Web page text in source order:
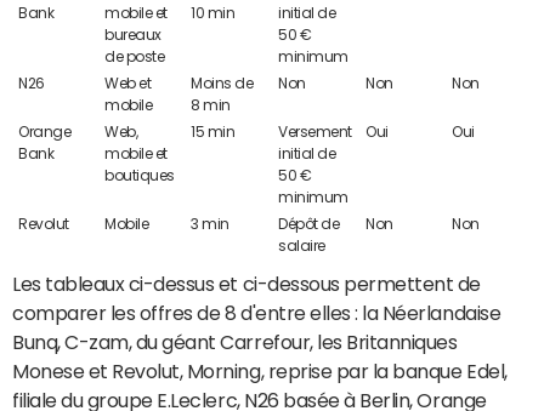
Bank
mobile et
bureaux
de poste
10 min
initial de
50 €
minimum
N26
Web et
mobile
Moins de
8 min
Non Non Non
Orange
Bank
Web,
mobile et
boutiques
15 min
Versement
initial de
50 €
minimum
Oui Oui
Revolut Mobile 3 min
Dépôt de
salaire
Non Non
Les tableaux ci-dessus et ci-dessous permettent de
comparer les offres de 8 d'entre elles : la Néerlandaise
Bunq, C-zam, du géant Carrefour, les Britanniques
Monese et Revolut, Morning, reprise par la banque Edel,
filiale du groupe E.Leclerc, N26 basée à Berlin, Orange